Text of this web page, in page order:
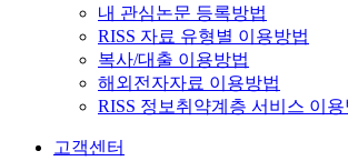
내 관심논문 등록방법
RISS 자료 유형별 이용방법
복사/대출 이용방법
해외전자자료 이용방법
RISS 정보취약계층 서비스 이용
고객센터